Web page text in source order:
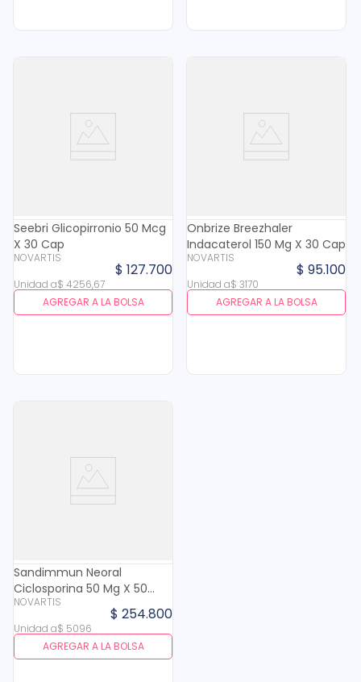
Seebri Glicopirronio 50 Mcg
X 30 Cap
NOVARTIS
$ 127.700
Unidad a$ 4256,67
AGREGAR A LA BOLSA
Onbrize Breezhaler
Indacaterol 150 Mg X 30 Cap
NOVARTIS
$ 95.100
Unidad a$ 3170
AGREGAR A LA BOLSA
Sandimmun Neoral
Ciclosporina 50 Mg X 50
Tabl
NOVARTIS
$ 254.800
Unidad a$ 5096
AGREGAR A LA BOLSA